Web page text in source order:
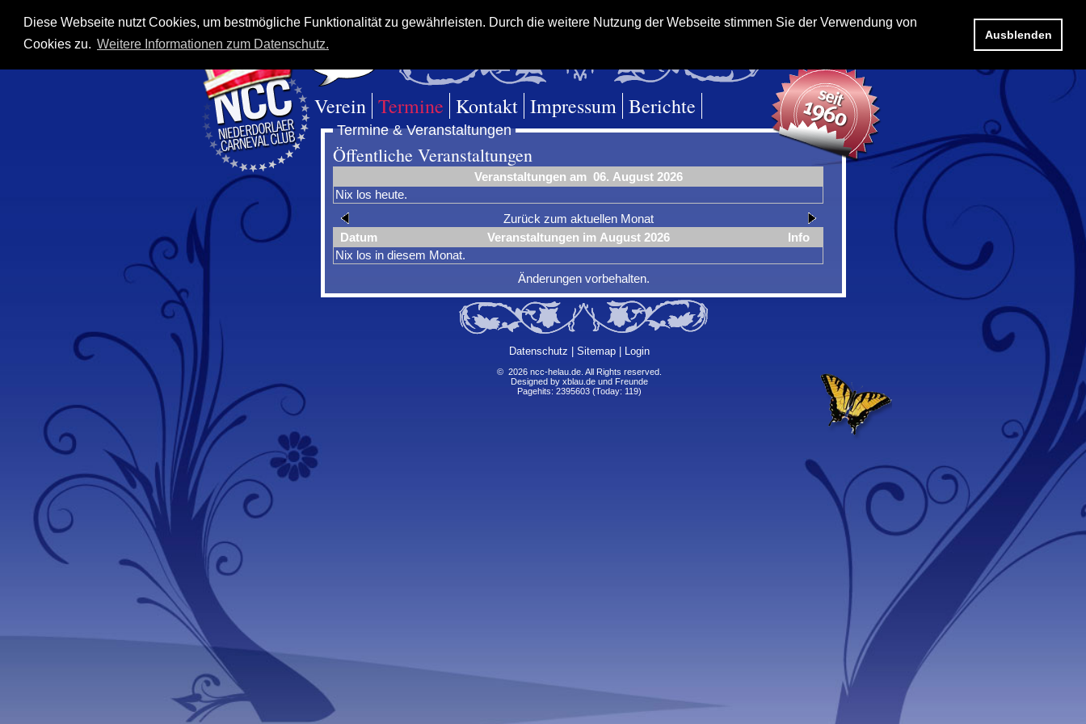
Diese Webseite nutzt Cookies, um bestmögliche Funktionalität zu gewährleisten. Durch die weitere Nutzung der Webseite stimmen Sie der Verwendung von
Cookies zu. Weitere Informationen zum Datenschutz.
Ausblenden
Verein Termine Kontakt Impressum Berichte
Termine & Veranstaltungen
Öffentliche Veranstaltungen
Veranstaltungen am 06. August 2026
Nix los heute.
Zurück zum aktuellen Monat
Datum
Veranstaltungen im August 2026
Info
Nix los in diesem Monat.
Änderungen vorbehalten.
Datenschutz Sitemap Login
© 2026 ncc-helau.de. All Rights reserved.
Designed by xblau.de und Freunde
Pagehits: 2395603 (Today: 119)